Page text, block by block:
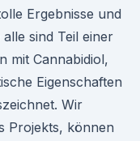
Ergebnisse und
sind Teil einer
mit Cannabidiol,
Eigenschaften
Wir
Projekts, können